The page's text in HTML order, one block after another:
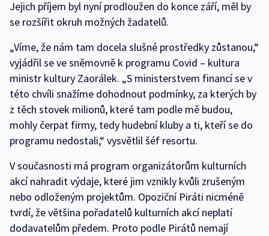
Jejich příjem byl nyní prodloužen do konce září, měl by
se rozšířit okruh možných žadatelů.
„Víme, že nám tam docela slušné prostředky zůstanou,“
vyjádřil se ve sněmovně k programu Covid –⁠ kultura
ministr kultury Zaorálek. „S ministerstvem financí se v
této chvíli snažíme dohodnout podmínky, za kterých by
z těch stovek milionů, které tam podle mě budou,
mohly čerpat firmy, tedy hudební kluby a ti, kteří se do
programu nedostali,“ vysvětlil šéf resortu.
V současnosti má program organizátorům kulturních
akcí nahradit výdaje, které jim vznikly kvůli zrušeným
nebo odloženým projektům. Opoziční Piráti nicméně
tvrdí, že většina pořadatelů kulturních akcí neplatí
dodavatelům předem. Proto podle Pirátů nemají